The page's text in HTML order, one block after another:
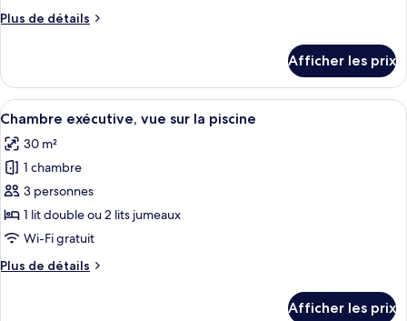
chambre :
Plus de détails
Plus
Chambre
exécutive
Afficher les prix
Afficher
toutes
les
photos
pour
ce
type
chambre :
Une chambre d’hôtel avec deux
10
Chambre exécutive, vue sur la piscine
30 m²
1 chambre
3 personnes
1 lit double ou 2 lits jumeaux
Wi-Fi gratuit
Plus de détails
Plus
Afficher les prix